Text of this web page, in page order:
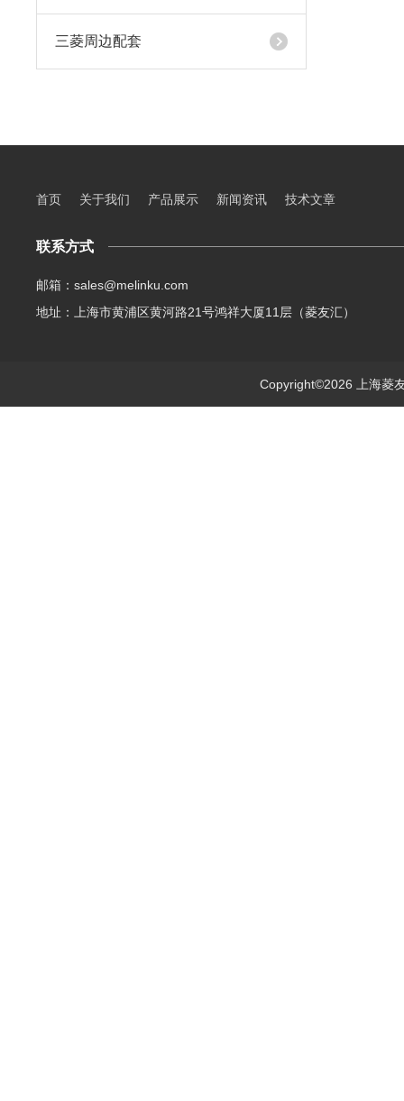
三菱周边配套
首页 关于我们 产品展示 新闻资讯 技术文章
联系方式
邮箱：sales@melinku.com
地址：上海市黄浦区黄河路21号鸿祥大厦11层（菱友汇）
Copyright©2026 上海菱